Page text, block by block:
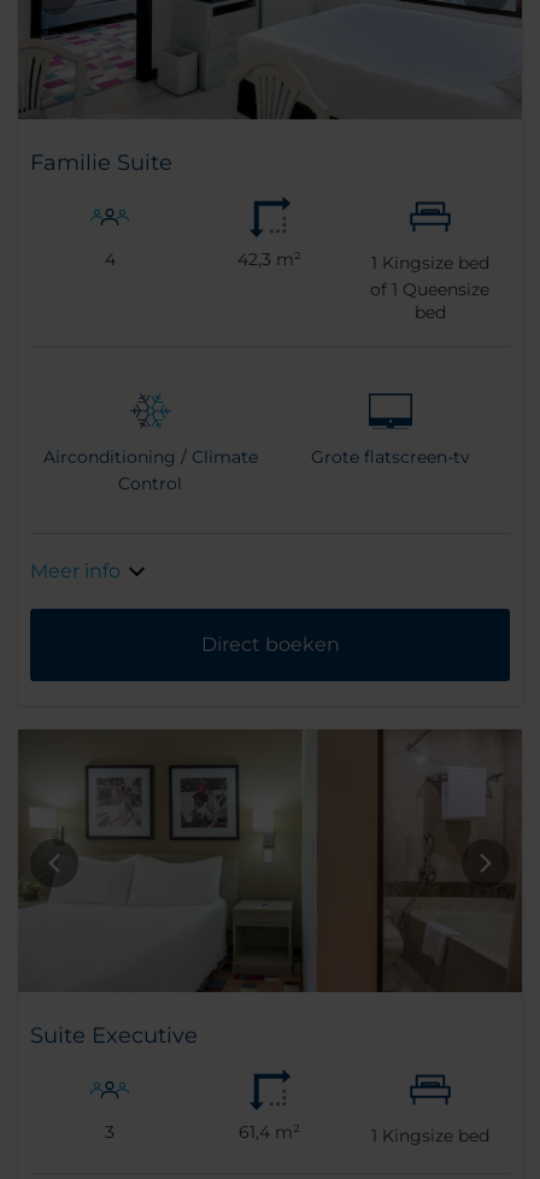
Familie Suite
4 42,3 m² 1 Kingsize bed
of1 Queensize
bed
Airconditioning / Climate
Control
Grote flatscreen-tv
Meer info
Direct boeken
Suite Executive
3 61,4 m² 1 Kingsize bed